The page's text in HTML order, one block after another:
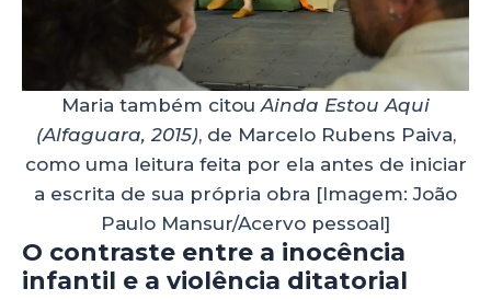
Maria também citouAinda Estou Aqui
(Alfaguara, 2015), de Marcelo Rubens Paiva,
como uma leitura feita por ela antes de iniciar
a escrita de sua própria obra [Imagem: João
Paulo Mansur/Acervo pessoal]
O contraste entre a inocência
infantil e a violência ditatorial